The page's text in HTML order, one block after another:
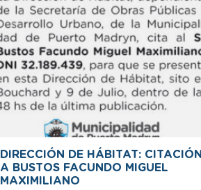
DIRECCIÓN DE HÁBITAT: CITACIÓN
A BUSTOS FACUNDO MIGUEL
MAXIMILIANO